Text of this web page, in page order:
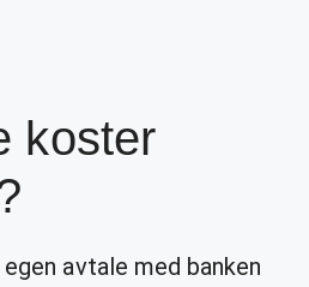
koster
avtale med banken